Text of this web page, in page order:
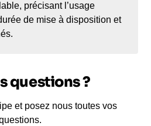
précisant l’usage
de mise à disposition et
questions ?
et posez nous toutes vos